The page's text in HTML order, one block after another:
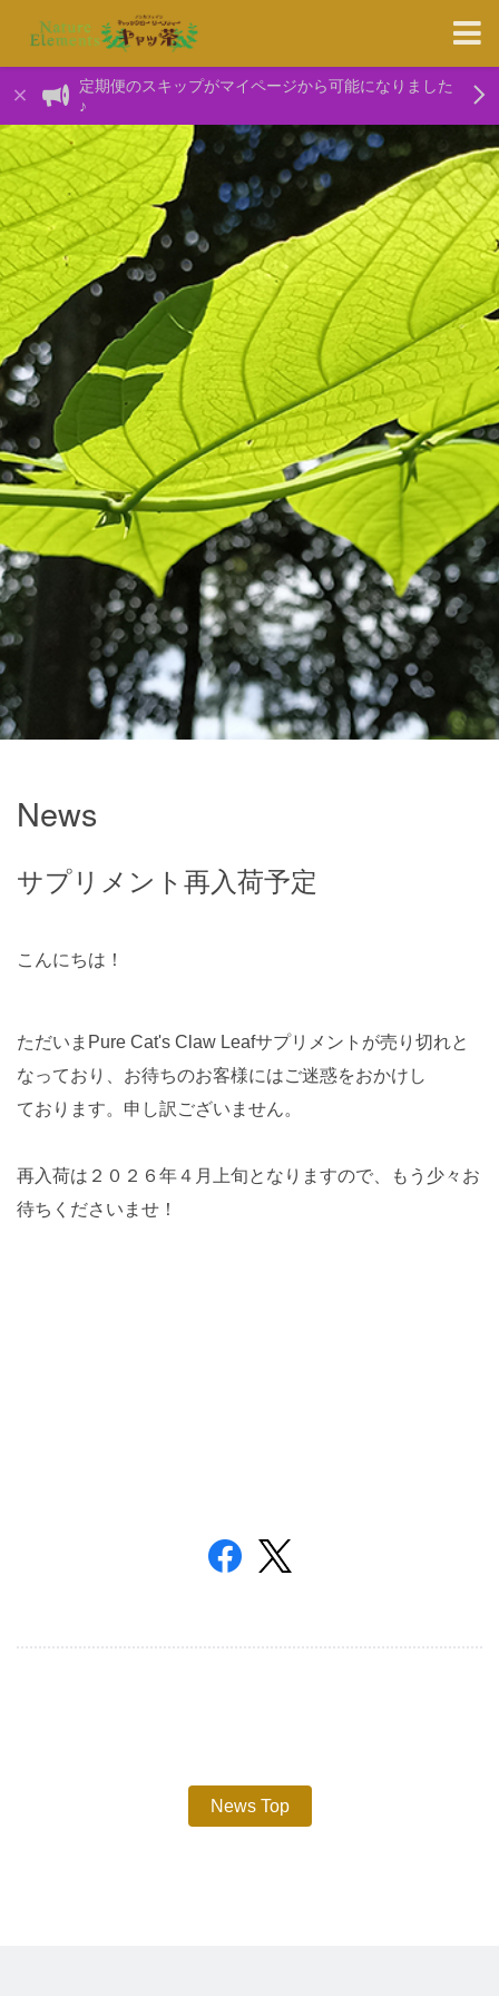
定期便のスキップがマイページから可能になりました
♪
News
サプリメント再入荷予定
こんにちは！
ただいまPure Cat's Claw Leafサプリメントが売り切れと
なっており、お待ちのお客様にはご迷惑をおかけし
ております。申し訳ございません。
再入荷は２０２６年４月上旬となりますので、もう少々お
待ちくださいませ！
News Top